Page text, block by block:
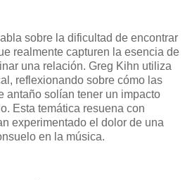
sobre la dificultad de encontrar
realmente capturen la esencia de
una relación. Greg Kihn utiliza
reflexionando sobre cómo las
antaño solían tener un impacto
Esta temática resuena con
experimentado el dolor de una
en la música.